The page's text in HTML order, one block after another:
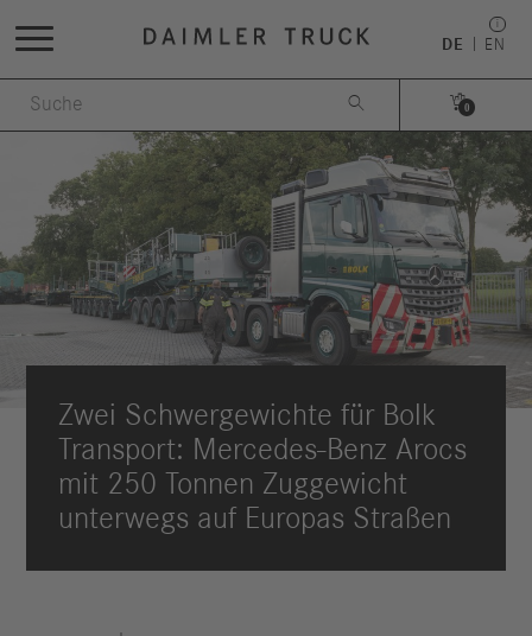
DE EN
 
0
Zwei Schwergewichte für Bolk
Transport: Mercedes-Benz Arocs
mit 250 Tonnen Zuggewicht
unterwegs auf Europas Straßen